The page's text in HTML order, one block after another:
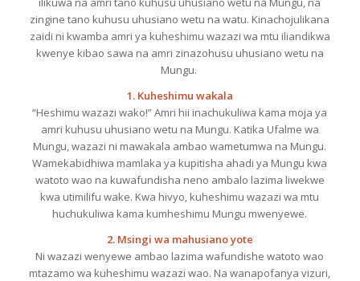
zingine tano kuhusu uhusiano wetu na watu. Kinachojulikana
zaidi ni kwamba amri ya kuheshimu wazazi wa mtu iliandikwa
kwenye kibao sawa na amri zinazohusu uhusiano wetu na
Mungu.
1. Kuheshimu wakala
“Heshimu wazazi wako!”Amri hii inachukuliwa kama moja ya
amri kuhusu uhusiano wetu na Mungu. Katika Ufalme wa
Mungu,wazazi ni mawakala ambao wametumwa na Mungu.
Wamekabidhiwa mamlaka ya kupitisha ahadi ya Mungu kwa
watoto wao na kuwafundisha neno ambalo lazima liwekwe
kwa utimilifu wake. Kwa hivyo, kuheshimu wazazi wa mtu
huchukuliwa kama kumheshimu Mungu mwenyewe.
2. Msingi wa mahusianoyote
Niwazazi wenyewe ambao lazima wafundishe watoto wao
mtazamo wa kuheshimu wazazi wao. Nawanapofanya vizuri,